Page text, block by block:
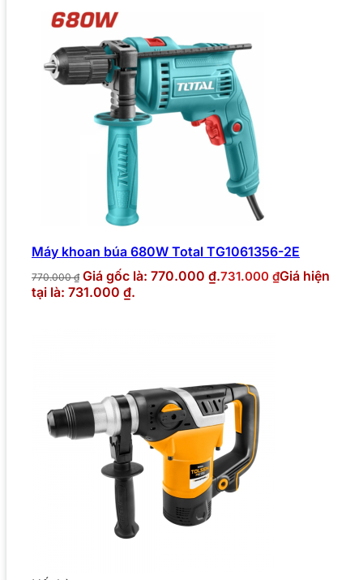
Máy khoan búa 680W Total TG1061356-2E
770.000₫ Giá gốc là: 770.000 ₫.731.000 ₫Giá hiện
tại là: 731.000 ₫.